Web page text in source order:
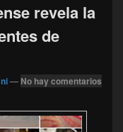
revela la
de
— No hay comentarios